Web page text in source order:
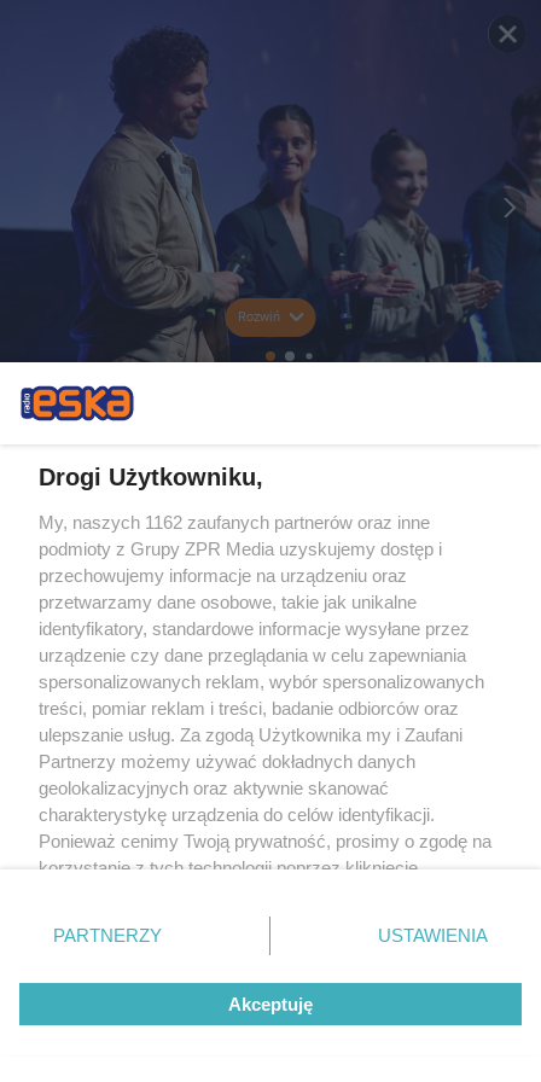
Rozwiń
Drogi Użytkowniku,
My, naszych 1162 zaufanych partnerów oraz inne
podmioty z Grupy ZPR Media uzyskujemy dostęp i
przechowujemy informacje na urządzeniu oraz
przetwarzamy dane osobowe, takie jak unikalne
identyfikatory, standardowe informacje wysyłane przez
urządzenie czy dane przeglądania w celu zapewniania
spersonalizowanych reklam, wybór spersonalizowanych
treści, pomiar reklam i treści, badanie odbiorców oraz
ulepszanie usług. Za zgodą Użytkownika my i Zaufani
Partnerzy możemy używać dokładnych danych
geolokalizacyjnych oraz aktywnie skanować
charakterystykę urządzenia do celów identyfikacji.
Ponieważ cenimy Twoją prywatność, prosimy o zgodę na
korzystanie z tych technologii poprzez kliknięcie
zmienić/wycofać klikając przycisk ustawień prywatności
znajdujący się w lewym dolnym rogu strony
rodzaje przetwarzania danych nie wymagają zgody
użytkownika, ale masz prawo sprzeciwić się takiemu
przetwarzaniu. Preferencje będą miały zastosowanie tylko
PARTNERZY USTAWIENIA
Akceptuję